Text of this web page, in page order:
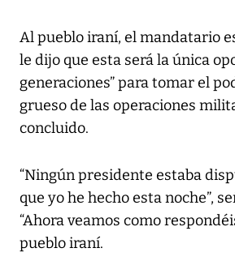
Al pueblo iraní, el mandatario
le dijo que esta será la única
generaciones” para tomar el
grueso de las operaciones
concluido.
“Ningún presidente estaba
que yo he hecho esta noche”,
“Ahora veamos como
pueblo iraní.